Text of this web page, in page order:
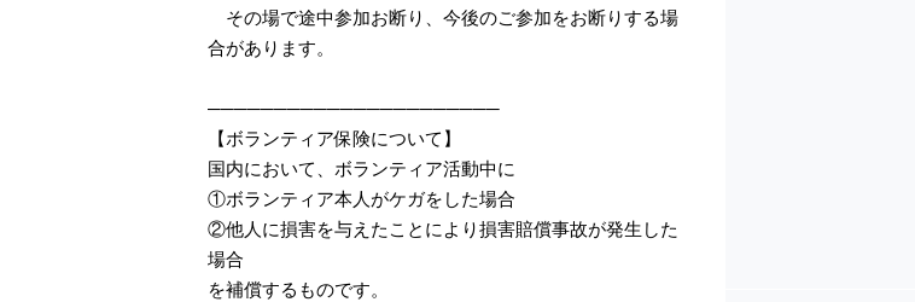
その場で途中参加お断り、今後のご参加をお断りする場
合があります。
──────────────────────
【ボランティア保険について】
国内において、ボランティア活動中に
①ボランティア本人がケガをした場合
②他人に損害を与えたことにより損害賠償事故が発生した
場合
を補償するものです。